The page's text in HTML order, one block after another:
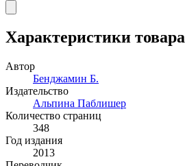
Характеристики товара
Автор
Бенджамин Б.
Издательство
Альпина Паблишер
Количество страниц
348
Год издания
2013